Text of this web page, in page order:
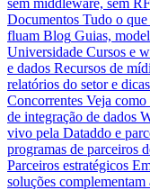
sem middleware, sem
Documentos Tudo o que
fluam Blog Guias,
Universidade Cursos e
e dados Recursos de
relatórios do setor e
Concorrentes Veja como
de integração de dados
vivo pela Dataddo e
programas de parceiros
Parceiros estratégicos
soluções complementam